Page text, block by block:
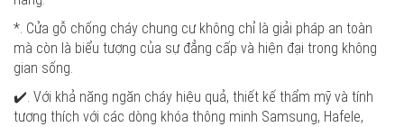
*. Cửa gỗ chống cháy chung cư không chỉ là giải pháp an toàn
mà còn là biểu tượng của sự đẳng cấp và hiện đại trong không
gian sống.
✔️. Với khả năng ngăn cháy hiệu quả, thiết kế thẩm mỹ và tính
tương thích với các dòng khóa thông minh Samsung, Hafele,